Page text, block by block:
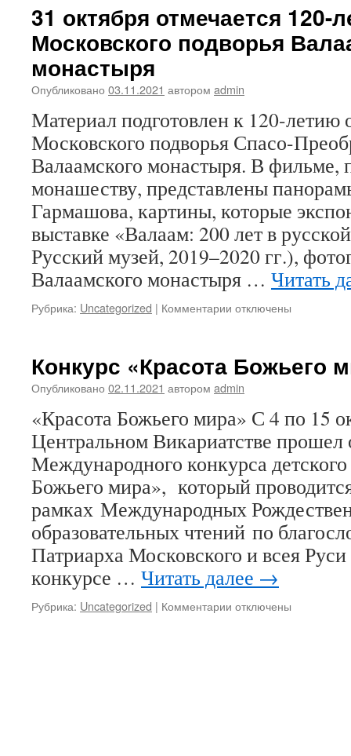
в
Соборе
Казанской
Божией
Матери
на
Красной
Площади
31 октября отмечается 120-
Московского подворья
монастыря
Опубликовано 03.11.2021 автором admin
Материал подготовлен к 120-летию
Московского подворья Спасо-
Валаамского монастыря. В фильме,
монашеству, представлены
Гармашова, картины, которые
выставке «Валаам: 200 лет в
Русский музей, 2019–2020 гг.),
Валаамского монастыря … Читать
Рубрика: Uncategorized | Комментарии к
отмечается
120-
освящение
подворья
Валаамского
монастыря
отключены
Конкурс «Красота Божьего
Опубликовано 02.11.2021 автором admin
«Красота Божьего мира» С 4 по 15
Центральном Викариатстве прошел
Международного конкурса
Божьего мира», который
рамках Международных
образовательных чтений по
Патриарха Московского и всея
конкурсе … Читать далее →
Рубрика: Uncategorized | Комментарии котключены